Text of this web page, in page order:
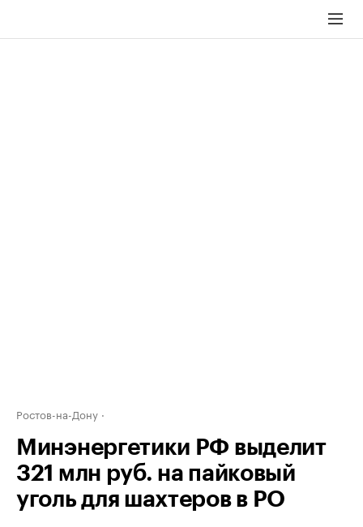
Ростов-на-Дону
Минэнергетики РФ выделит
321 млн руб. на пайковый
уголь для шахтеров в РО